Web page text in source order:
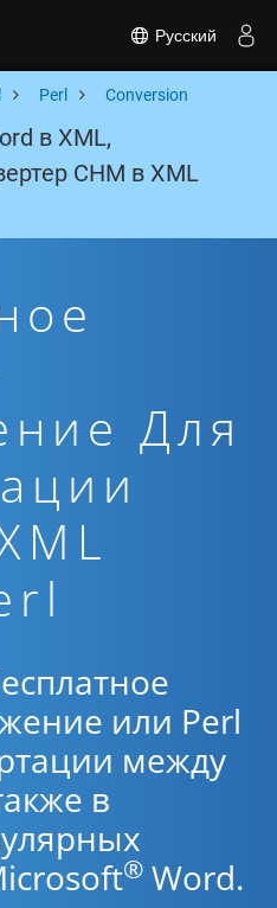
Русский
Perl Conversion
в XML,
CHM в XML
Для
или Perl
между
в
® Word.